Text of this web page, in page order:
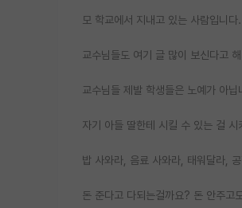
모 학교에서 지내고 있는 사람입니다.
교수님들도 여기 글 많이 보신다고
교수님들 제발 학생들은 노예가 아닙
자기 아들 딸한테 시킬 수 있는 걸 시
밥 사와라, 음료 사와라, 태워달라,
돈 준다고 다되는걸까요? 돈 안주고